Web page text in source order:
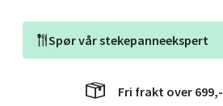
Spør vårstekepanneekspert
Fri frakt over 699,-
Molde - Moldetorget